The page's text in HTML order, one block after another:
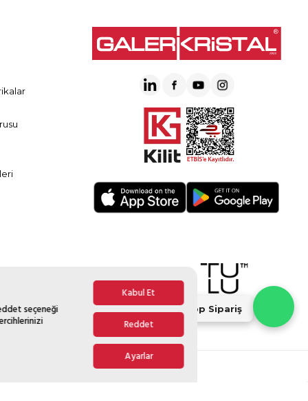
seçeneği
Kabul Et
Reddet
Ayarlar
Whatsapp Sipariş